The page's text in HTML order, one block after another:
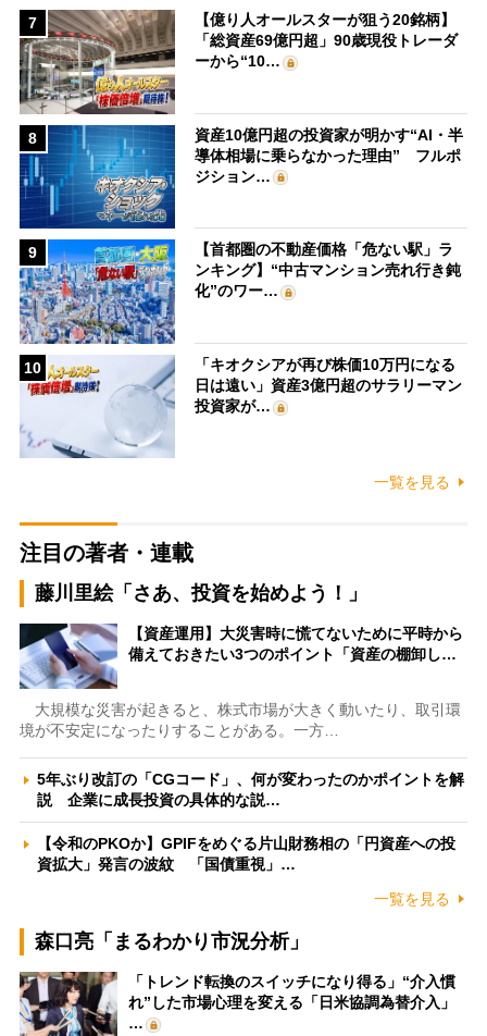
7
【億り人オールスターが狙う20銘柄】
「総資産69億円超」90歳現役トレーダ
ーから“10…
8
資産10億円超の投資家が明かす“AI・半
導体相場に乗らなかった理由” フルポ
ジション…
9
【首都圏の不動産価格「危ない駅」ラ
ンキング】“中古マンション売れ行き鈍
化”のワー…
10
「キオクシアが再び株価10万円になる
日は遠い」資産3億円超のサラリーマン
投資家が…
一覧を見る
注目の著者・連載
藤川里絵「さあ、投資を始めよう！」
【資産運用】大災害時に慌てないために平時から
備えておきたい3つのポイント「資産の棚卸し…
大規模な災害が起きると、株式市場が大きく動いたり、取引環
境が不安定になったりすることがある。一方…
5年ぶり改訂の「CGコード」、何が変わったのかポイントを解
説 企業に成長投資の具体的な説…
【令和のPKOか】GPIFをめぐる片山財務相の「円資産への投
資拡大」発言の波紋 「国債重視」…
一覧を見る
森口亮「まるわかり市況分析」
「トレンド転換のスイッチになり得る」“介入慣
れ”した市場心理を変える「日米協調為替介入」
…